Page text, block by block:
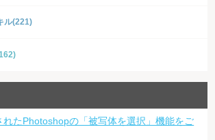
ル(221)
れたPhotoshopの「被写体を選択」機能をご